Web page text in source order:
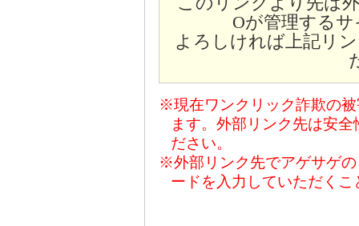
Oが管理する
よろしければ上記リ
※現在ワンクリック詐欺の
ます。外部リンク先は安
ださい。
※外部リンク先でアゲサゲ
ードを入力していただく